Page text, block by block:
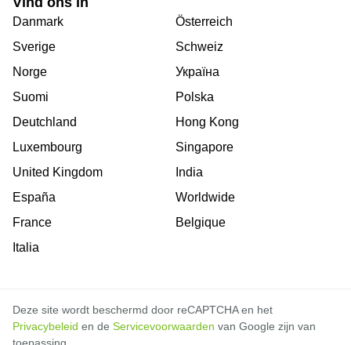
Danmark
Sverige
Norge
Suomi
Deutchland
Luxembourg
United Kingdom
España
France
Italia
Österreich
Schweiz
Україна
Polska
Hong Kong
Singapore
India
Worldwide
Belgique
Deze site wordt beschermd door reCAPTCHA en het
Privacybeleid en de Servicevoorwaarden van Google zijn van